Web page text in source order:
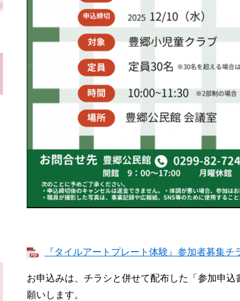
『タイルアートプレート体験』参加者募集
お申込みは、チラシと併せて配布した「参加申
願いします。